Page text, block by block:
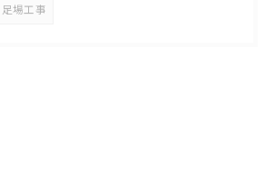
足場工事